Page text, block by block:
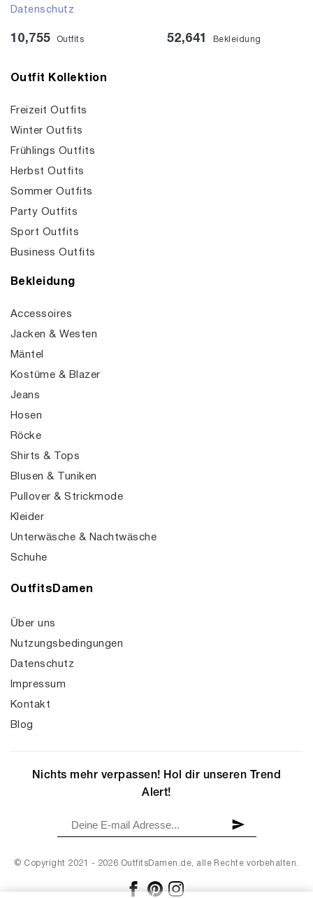
Datenschutz
10,755 Outfits 52,641 Bekleidung
Outfit Kollektion
Freizeit Outfits
Winter Outfits
Frühlings Outfits
Herbst Outfits
Sommer Outfits
Party Outfits
Sport Outfits
Business Outfits
Bekleidung
Accessoires
Jacken & Westen
Mäntel
Kostüme & Blazer
Jeans
Hosen
Röcke
Shirts & Tops
Blusen & Tuniken
Pullover & Strickmode
Kleider
Unterwäsche & Nachtwäsche
Schuhe
OutfitsDamen
Über uns
Nutzungsbedingungen
Datenschutz
Impressum
Kontakt
Blog
© Copyright 2021 - 2026 OutfitsDamen.de, alle Rechte vorbehalten.
Nichts mehr verpassen! Hol dir unseren Trend
Alert!